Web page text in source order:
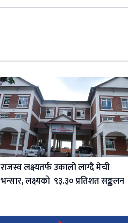
राजस्व लक्ष्यतर्फ उकालो लाग्दै मेची
भन्सार, लक्ष्यको ९३.३० प्रतिशत सङ्कलन